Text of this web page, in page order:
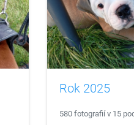
Rok 2025
580 fotografií v 15